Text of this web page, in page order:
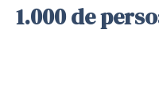
1.000 de